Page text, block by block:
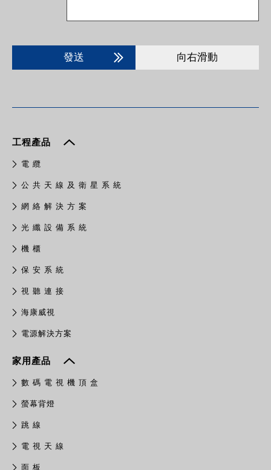
發送 向右滑動
工程產品
電 纜
公 共 天 線 及 衛 星 系 統
網 絡 解 決 方 案
光 纖 設 備 系 統
機 櫃
保 安 系 統
視 聽 連 接
​海康威視
電源解決方案
家用產品
數 碼 電 視 機 頂 盒
螢幕背燈
跳 線
電 視 天 線
面 板